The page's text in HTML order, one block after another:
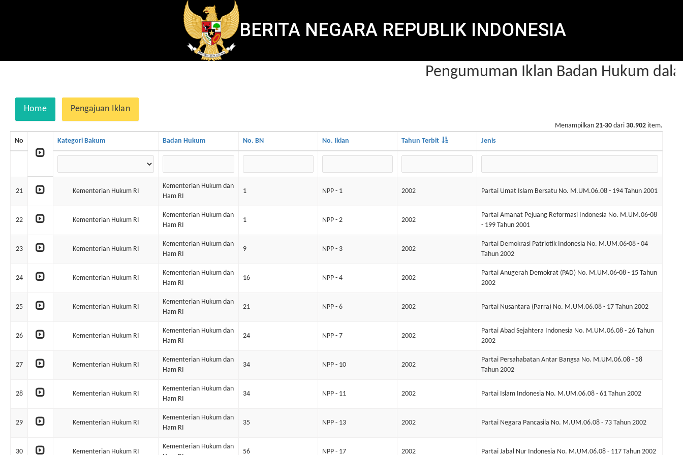
BERITA NEGARA REPUBLIK INDONESIA
Pengumuman Iklan Badan Hukum
Home Pengajuan Iklan
Menampilkan 21-30 dari 30.902 item.
No
Kategori Bakum Badan Hukum No. BN No. Iklan Tahun Terbit Jenis
21 Kementerian Hukum RI
Kementerian Hukum dan
Ham RI
1 NPP - 1 2002 Partai Umat Islam Bersatu No. M.UM.06.08 - 194 Tahun 2001
22 Kementerian Hukum RI
Kementerian Hukum dan
Ham RI
1 NPP - 2 2002
Partai Amanat Pejuang Reformasi Indonesia No. M.UM.06-08
- 199 Tahun 2001
23 Kementerian Hukum RI
Kementerian Hukum dan
Ham RI
9 NPP - 3 2002
Partai Demokrasi Patriotik Indonesia No. M.UM.06-08 - 04
Tahun 2002
24 Kementerian Hukum RI
Kementerian Hukum dan
Ham RI
16 NPP - 4 2002
Partai Anugerah Demokrat (PAD) No. M.UM.06-08 - 15 Tahun
2002
25 Kementerian Hukum RI
Kementerian Hukum dan
Ham RI
21 NPP - 6 2002 Partai Nusantara (Parra) No. M.UM.06.08 - 17 Tahun 2002
26 Kementerian Hukum RI
Kementerian Hukum dan
Ham RI
24 NPP - 7 2002
Partai Abad Sejahtera Indonesia No. M.UM.06.08 - 26 Tahun
2002
27 Kementerian Hukum RI
Kementerian Hukum dan
Ham RI
34 NPP - 10 2002
Partai Persahabatan Antar Bangsa No. M.UM.06.08 - 58
Tahun 2002
28 Kementerian Hukum RI
Kementerian Hukum dan
Ham RI
34 NPP - 11 2002 Partai Islam Indonesia No. M.UM.06.08 - 61 Tahun 2002
29 Kementerian Hukum RI
Kementerian Hukum dan
Ham RI
35 NPP - 13 2002 Partai Negara Pancasila No. M.UM.06.08 - 73 Tahun 2002
30 Kementerian Hukum RI
Kementerian Hukum dan
56 NPP - 17 2002 Partai Jabal Nur Indonesia No. M.UM.06.08 - 117 Tahun 2002